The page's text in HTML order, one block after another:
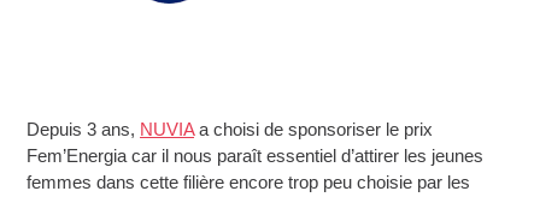
Depuis 3 ans, NUVIAa choisi de sponsoriser le prix
Fem’Energia car il nous paraît essentiel d’attirer les jeunes
femmes dans cette filière encore trop peu choisie par les